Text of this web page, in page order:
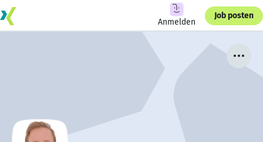
Anmelden
Job posten